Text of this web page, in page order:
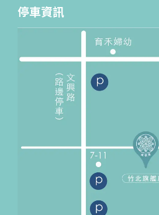
停車資訊